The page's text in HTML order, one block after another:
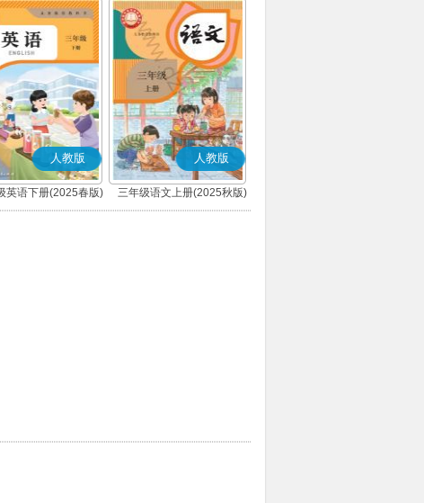
人教版
英语下册(2025春版)
(PEP)
人教版
三年级语文上册(2025秋版)
(部编版)